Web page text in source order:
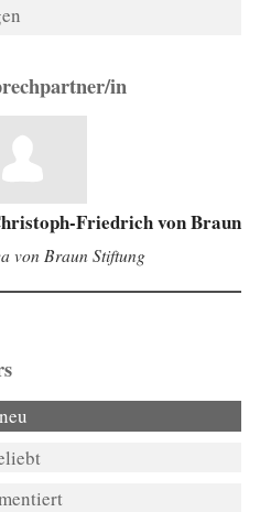
in
Friedrich von Braun
von Braun Stiftung
neu